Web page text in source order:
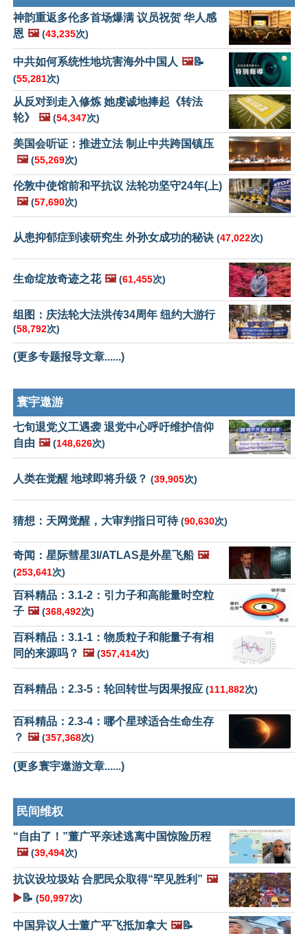
神韵重返多伦多首场爆满 议员祝贺 华人感
恩 🖼️ (43,235次)
中共如何系统性地坑害海外中国人 🖼️📝
(55,281次)
从反对到走入修炼 她虔诚地捧起《转法
轮》
🖼️ (54,347次)
美国会听证：推进立法 制止中共跨国镇压
🖼️ (55,269次)
伦敦中使馆前和平抗议 法轮功坚守24年(上)
🖼️ (57,690次)
从患抑郁症到读研究生 外孙女成功的秘诀 (47,022次)
生命绽放奇迹之花 🖼️ (61,455次)
组图：庆法轮大法洪传34周年 纽约大游行
(58,792次)
(更多专题报导文章......)
寰宇遨游
七旬退党义工遇袭 退党中心呼吁维护信仰
自由 🖼️ (148,626次)
人类在觉醒 地球即将升级？ (39,905次)
猜想：天网觉醒，大审判指日可待(90,630次)
奇闻：星际彗星3I/ATLAS是外星飞船 🖼️
(253,641次)
百科精品：3.1-2：引力子和高能量时空粒
子 🖼️ (368,492次)
百科精品：3.1-1：物质粒子和能量子有相
同的来源吗？ 🖼️ (357,414次)
百科精品：2.3-5：轮回转世与因果报应 (111,882次)
百科精品：2.3-4：哪个星球适合生命生存
？ 🖼️ (357,368次)
(更多寰宇遨游文章......)
民间维权
“自由了！”董广平亲述逃离中国惊险历程
🖼️ (39,494次)
抗议设垃圾站 合肥民众取得“罕见胜利” 🖼️
▶️📝 (50,997次)
中国异议人士董广平飞抵加拿大 🖼️📝